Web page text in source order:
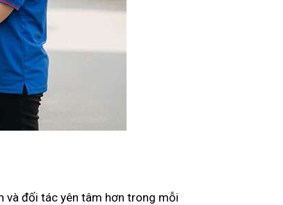
và đối tác yên tâm hơn trong mỗi